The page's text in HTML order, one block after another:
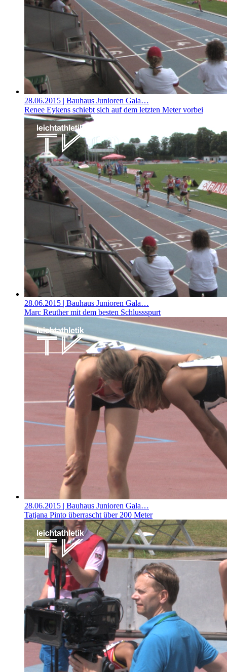
28.06.2015 | Bauhaus Junioren Gala…
Renee Eykens schiebt sich auf dem letzten Meter vorbei
28.06.2015 | Bauhaus Junioren Gala…
Marc Reuther mit dem besten Schlussspurt
28.06.2015 | Bauhaus Junioren Gala…
Tatjana Pinto überrascht über 200 Meter